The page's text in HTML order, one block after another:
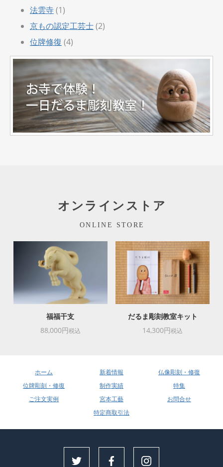
法雲寺(1)
京もの認定工芸士(2)
位牌修復 (4)
オンラインストア
ONLINE STORE
福福干支
88,000円税込
だるま彫刻教室キット
14,300円税込
ホーム 新着情報
仏像彫刻・修復
位牌彫刻・修復
制作実績
特集
ご注文実例
宮本工藝
お問合せ
特定商取引法